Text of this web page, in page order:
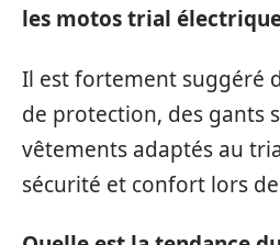
les motos trial
Il est fortement suggéré
de protection, des gants
vêtements adaptés au
sécurité et confort lors